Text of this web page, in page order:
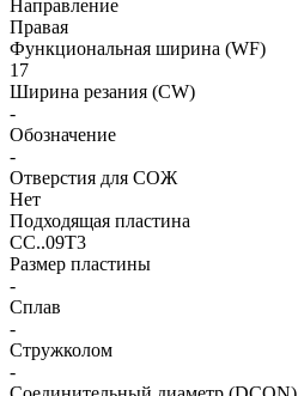
Направление
Правая
Функциональная ширина (WF)
17
Ширина резания (CW)
-
Обозначение
-
Отверстия для СОЖ
Нет
Подходящая пластина
CC..09T3
Размер пластины
-
Сплав
-
Стружколом
-